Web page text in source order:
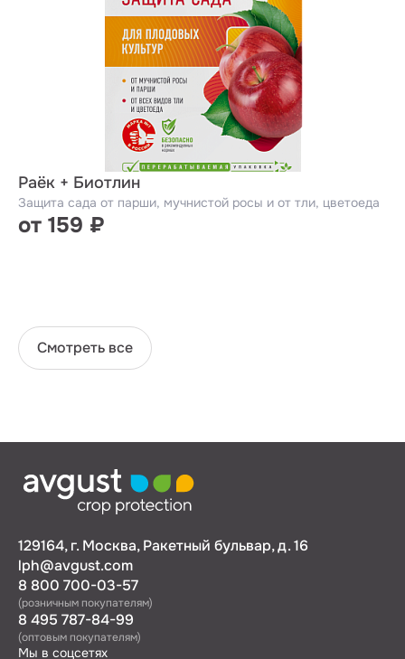
Раёк + Биотлин
Защита сада от парши, мучнистой росы и от тли, цветоеда
от 159 ₽
Смотреть все
129164, г. Москва, Ракетный бульвар, д. 16
lph@avgust.com
8 800 700-03-57
(розничным покупателям)
8 495 787-84-99
(оптовым покупателям)
Мы в соцсетях